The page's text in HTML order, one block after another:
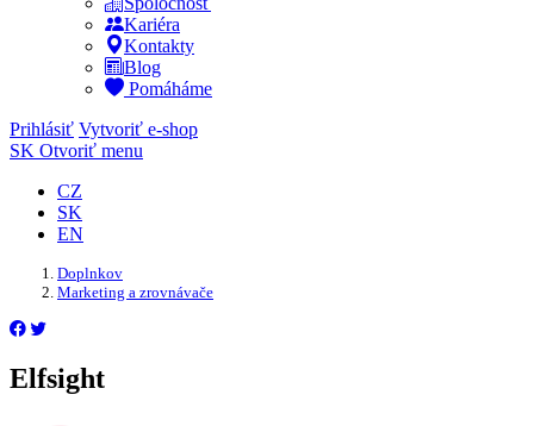
Kariéra
Kontakty
Blog
Pomáháme
Prihlásiť Vytvoriť e-shop
SK Otvoriť menu
CZ
SK
EN
Doplnkov
Marketing a zrovnávače
Elfsight